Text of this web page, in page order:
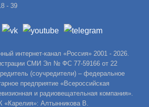
- 39
интернет-канал «Россия» 2001 - 2026.
СМИ Эл № ФС 77-59166 от 22
(соучредители) – федеральное
предприятие «Всероссийская
и радиовещательная компания».
«Карелия»: Алтынникова В.